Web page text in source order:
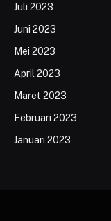
Juli 2023
Juni 2023
Mei 2023
April 2023
Maret 2023
Februari 2023
Januari 2023